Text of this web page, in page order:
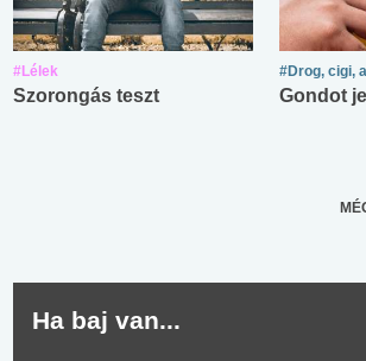
#Lélek
Szorongás teszt
#Drog, cigi,
Gondot
Ha baj van...